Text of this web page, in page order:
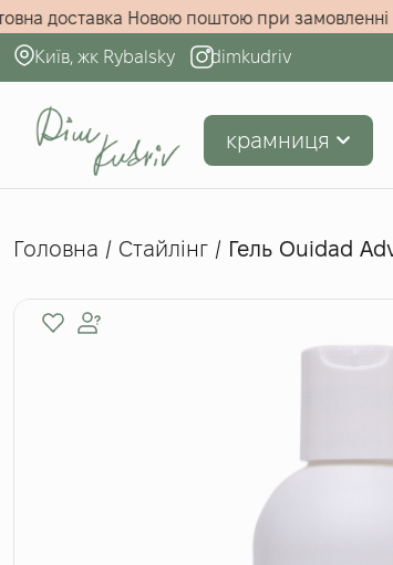
Безкоштовна доставка Новою поштою при
Київ, жк Rybalsky dimkudriv
крамниця
Головна / Стайлінг / Гель Ouidad